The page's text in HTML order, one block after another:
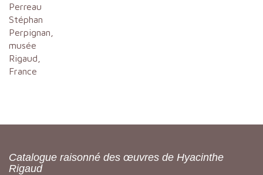
Perreau
Stéphan
Perpignan,
musée
Rigaud,
France
Catalogue raisonné des œuvres de Hyacinthe
Rigaud